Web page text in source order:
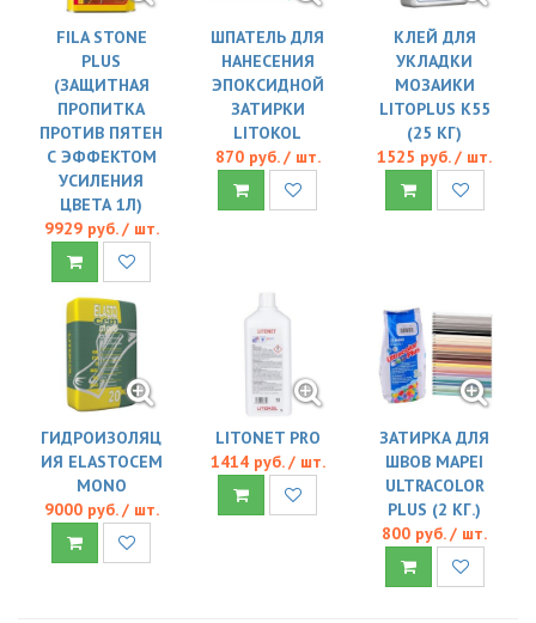
FILA STONE
PLUS
(ЗАЩИТНАЯ
ПРОПИТКА
ПРОТИВ ПЯТЕН
С ЭФФЕКТОМ
УСИЛЕНИЯ
ЦВЕТА 1Л)
9929 руб. / шт.
ШПАТЕЛЬ ДЛЯ
НАНЕСЕНИЯ
ЭПОКСИДНОЙ
ЗАТИРКИ
LITOKOL
870 руб. / шт.
КЛЕЙ ДЛЯ
УКЛАДКИ
МОЗАИКИ
LITOPLUS K55
(25 КГ)
1525 руб. / шт.
ГИДРОИЗОЛЯЦ
ИЯ ELASTOCEM
MONO
9000 руб. / шт.
LITONET PRO
1414 руб. / шт.
ЗАТИРКА ДЛЯ
ШВОВ MAPEI
ULTRACOLOR
PLUS (2 КГ.)
800 руб. / шт.